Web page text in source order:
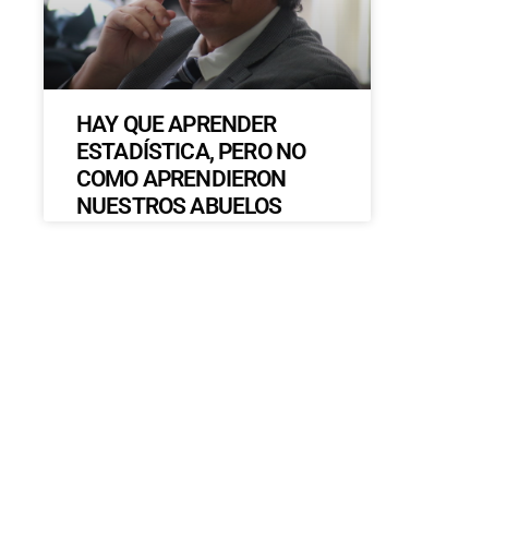
HAY QUE APRENDER
ESTADÍSTICA, PERO NO
COMO APRENDIERON
NUESTROS ABUELOS